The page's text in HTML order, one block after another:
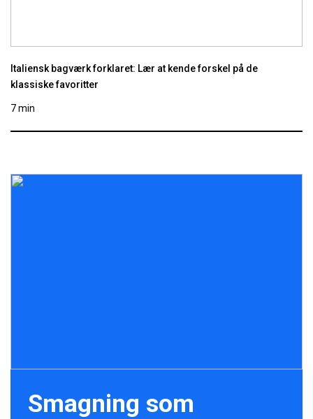
Italiensk bagværk forklaret: Lær at kende forskel på de
klassiske favoritter
7 min
Smagning som